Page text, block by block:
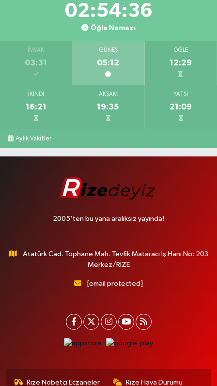
02:54:35
Öğle Namazı
İMSAK
03:31
GÜNEŞ
05:12
ÖĞLE
12:29
İKINDI
16:21
AKŞAM
19:35
YATSI
21:09
Aylık Vakitler
2005'ten bu yana aralıksız yayında!
Atatürk Cad. Tophane Mah. Tevfik Mataracı İş Hanı No: 203
Merkez/RİZE
[email protected]
Rize Nöbetçi Eczaneler Rize Hava Durumu